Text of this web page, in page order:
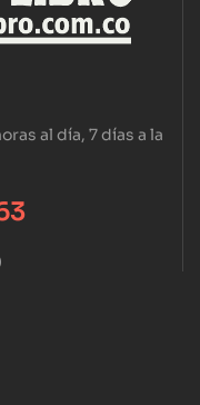
al día, 7 días a la